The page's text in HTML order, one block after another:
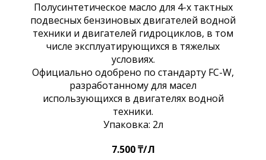
Полусинтетическое масло для 4-х тактных
подвесных бензиновых двигателей водной
техники и двигателей гидроциклов, в том
числе эксплуатирующихся в тяжелых
условиях.
Официально одобрено по стандарту FC-W,
разработанному для масел
использующихся в двигателях водной
техники.
Упаковка: 2л
7.500 ₸/Л